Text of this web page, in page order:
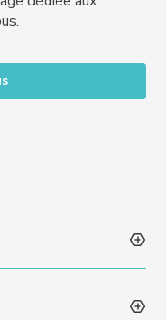
professionnels en